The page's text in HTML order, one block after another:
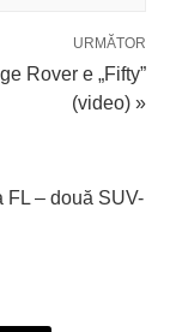
URMĂTOR
Rover e „Fifty”
(video) »
FL – două SUV-